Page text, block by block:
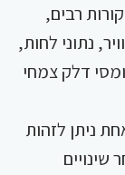
רבים,
נתוני לחות,
דלק צמחי
ניתן לזהות
שינויים